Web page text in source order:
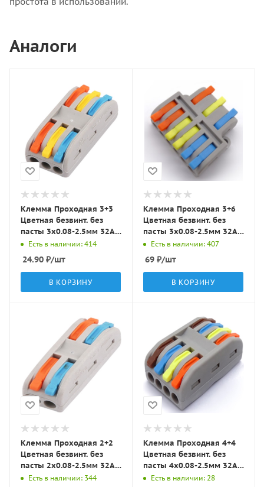
Аналоги
Клемма Проходная 3+3
Цветная безвинт. без
пасты 3x0.08-2.5мм 32A с
рычагами S612 LBT
Есть в наличии: 414
24.90 ₽/шт
В КОРЗИНУ
Клемма Проходная 3+6
Цветная безвинт. без
пасты 3x0.08-2.5мм 32A с
рычагами DF63 LBT
Есть в наличии: 407
69 ₽/шт
В КОРЗИНУ
Клемма Проходная 2+2
Цветная безвинт. без
пасты 2x0.08-2.5мм 32A с
рычагами S412 LBT
Есть в наличии: 344
Клемма Проходная 4+4
Цветная безвинт. без
пасты 4x0.08-2.5мм 32A с
рычагами S812 LBT
Есть в наличии: 28